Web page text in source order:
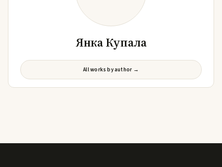
Янка Купала
All works by author →